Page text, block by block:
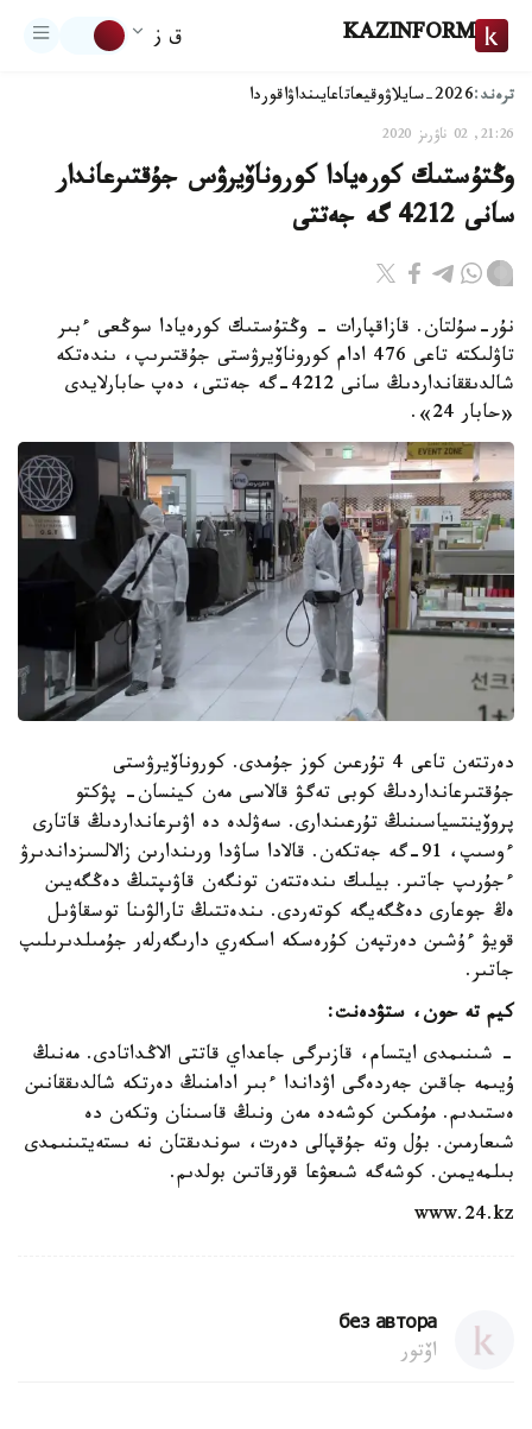
KAZINFORM ق ز
ترەند:2026-سايلاۋ وقيعاتاعايىنداۋاقوردا
21:26, 02 ناۋرىز 2020
وڭتۇستىك كورەيادا كوروناۆيرۋس جۇقتىرعاندار
سانى 4212 گە جەتتى
نۇر-سۇلتان. قازاقپارات - وڭتۇستىك كورەيادا سوڭعى ءبىر
تاۋلىكتە تاعى 476 ادام كوروناۆيرۋستى جۇقتىرىپ، ىندەتكە
شالدىققانداردىڭ سانى 4212-گە جەتتى، دەپ حابارلايدى
«حابار 24».
دەرتتەن تاعى 4 تۇرعىن كوز جۇمدى. كوروناۆيرۋستى
جۇقتىرعانداردىڭ كوبى تەگۋ قالاسى مەن كينسان- پۋكتو
پروۆينتسياسىنىڭ تۇرعىندارى. سەۋلدە دە اۋىرعانداردىڭ قاتارى
ءوسىپ، 91-گە جەتكەن. قالادا ساۋدا ورىندارىن زالالسىزداندىرۋ
ءجۇرىپ جاتىر. بيلىك ىندەتتەن تونگەن قاۋىپتىڭ دەڭگەيىن
ەڭ جوعارى دەڭگەيگە كوتەردى. ىندەتتىڭ تارالۋىنا توسقاۋىل
قويۋ ءۇشىن دەرتپەن كۇرەسكە اسكەري دارىگەرلەر جۇمىلدىرىلىپ
جاتىر.
كيم تە حون، ستۋدەنت:
- شىنىمدى ايتسام، قازىرگى جاعداي قاتتى الاڭداتادى. مەنىڭ
ۇيىمە جاقىن جەردەگى اۋداندا ءبىر ادامنىڭ دەرتكە شالدىققانىن
ەستىدىم. مۇمكىن كوشەدە مەن ونىڭ قاسىنان وتكەن دە
شىعارمىن. بۇل وتە جۇقپالى دەرت، سوندىقتان نە ىستەيتىنىمدى
بىلمەيمىن. كوشەگە شىعۋعا قورقاتىن بولدىم.
www.24.kz
без автора
اۆتور